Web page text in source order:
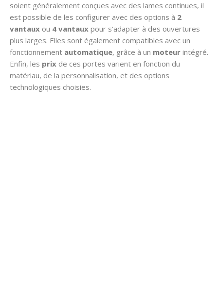
soient généralement conçues avec des lames continues, il
est possible de les configurer avec des options à 2
vantaux ou 4 vantaux pour s’adapter à des ouvertures
plus larges. Elles sont également compatibles avec un
fonctionnement automatique, grâce à un moteur intégré.
Enfin, les prix de ces portes varient en fonction du
matériau, de la personnalisation, et des options
technologiques choisies.